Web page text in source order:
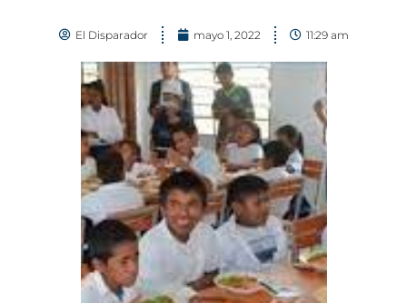
El Disparador mayo 1, 2022 11:29 am